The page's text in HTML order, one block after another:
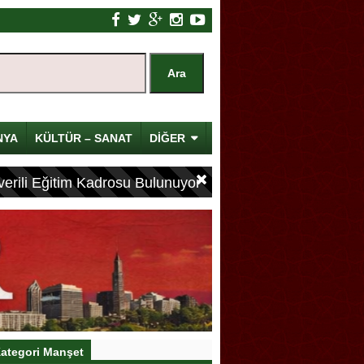
KÜLTÜR – SANAT DİĞER
Eğitim Kadrosu Bulunuyor
Manşet